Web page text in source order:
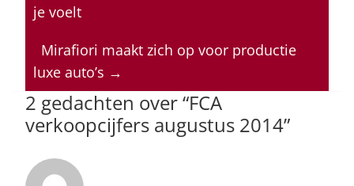
p
p
o
o
k
n s
je voelt
Mirafiori maakt zich op voor productie
luxe auto’s →
2 gedachten over “FCA
verkoopcijfers augustus 2014”